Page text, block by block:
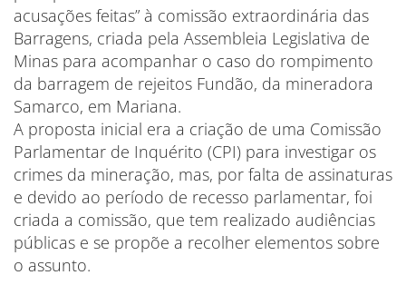
acusações feitas” à comissão extraordinária das
Barragens, criada pela Assembleia Legislativa de
Minas para acompanhar o caso do rompimento
da barragem de rejeitos Fundão, da mineradora
Samarco, em Mariana.
A proposta inicial era a criação de uma Comissão
Parlamentar de Inquérito (CPI) para investigar os
crimes da mineração, mas, por falta de assinaturas
e devido ao período de recesso parlamentar, foi
criada a comissão, que tem realizado audiências
públicas e se propõe a recolher elementos sobre
o assunto.